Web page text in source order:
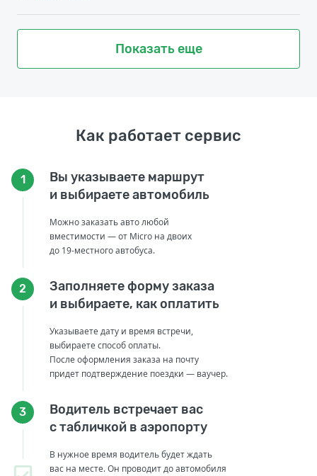
Показать еще
Как работает сервис
1
Вы указываете маршрут
и выбираете автомобиль
Можно заказать авто любой
вместимости — от Micro на двоих
до 19-местного автобуса.
2
Заполняете форму заказа
и выбираете, как оплатить
Указываете дату и время встречи,
выбираете способ оплаты.
После оформления заказа на почту
придет подтверждение поездки — ваучер.
3
Водитель встречает вас
с табличкой в аэропорту
В нужное время водитель будет ждать
вас на месте. Он проводит до автомобиля